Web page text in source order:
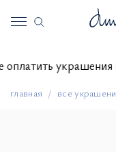
оплатить
главная все